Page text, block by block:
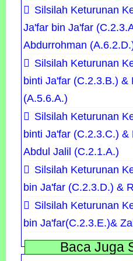
Silsilah Keturunan
Ja'far bin Ja'far
Abdurrohman
Silsilah Keturunan
binti Ja'far (C.2.3.B.) &
(A.5.6.A.)
Silsilah Keturunan
binti Ja'far (C.2.3.C.)
Abdul Jalil (C.2.1.A.)
Silsilah Keturunan
bin Ja'far​ (C.2.3.D.) &
Silsilah Keturunan
bin Ja'far(C.2.3.E.)&
Baca Juga